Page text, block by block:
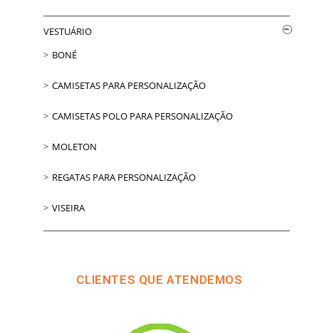
VESTUÁRIO
BONÉ
CAMISETAS PARA PERSONALIZAÇÃO
CAMISETAS POLO PARA PERSONALIZAÇÃO
MOLETON
REGATAS PARA PERSONALIZAÇÃO
VISEIRA
CLIENTES QUE ATENDEMOS